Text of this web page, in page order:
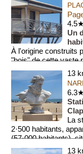
Un
À l'origine construits
"bois" de cette vaste
grâce au fi...
13
La
2·500 habitants,
(57·000 habitants),
13